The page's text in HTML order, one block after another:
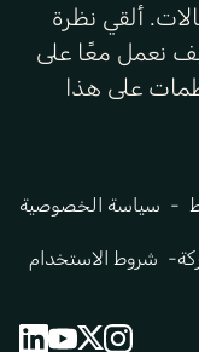
ألقي نظرة
نعمل معًا على
على هذا
سياسة الخصوصية
شروط الاستخدام